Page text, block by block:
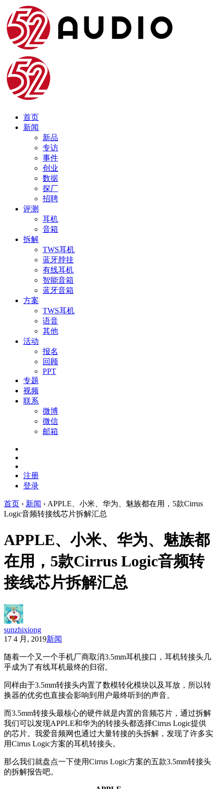
首页
新闻
新品
专访
事件
创业
数据
探厂
招聘
评测
耳机
音箱
拆解
TWS耳机
蓝牙脖挂
有线耳机
智能音箱
蓝牙音箱
方案
TWS耳机
语音
其他
活动
报名
回顾
PPT
专题
视频
联系
微博
微信
邮箱
注册
登录
首页 › 新闻 › APPLE、小米、华为、魅族都在用，5款Cirrus
Logic音频转接线芯片拆解汇总
APPLE、小米、华为、魅族都
在用，5款Cirrus Logic音频转
接线芯片拆解汇总
sunzhixiong
17 4 月, 2019新闻
随着一个又一个手机厂商取消3.5mm耳机接口，耳机转接头几
乎成为了有线耳机最终的归宿。
同样由于3.5mm转接头内置了数模转化模块以及耳放，所以转
换器的优劣也直接会影响到用户最终听到的声音。
而3.5mm转接头最核心的硬件就是内置的音频芯片，通过拆解
我们可以发现APPLE和华为的转接头都选择Cirrus Logic提供
的芯片。我爱音频网也通过大量转接的头拆解，发现了许多实
用Cirrus Logic方案的耳机转接头。
那么我们就盘点一下使用Cirrus Logic方案的五款3.5mm转接头
的拆解报告吧。